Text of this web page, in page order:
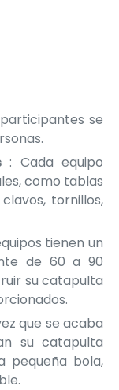
participantes se
: Cada equipo
como tablas
tornillos,
tienen un
de 60 a 90
su catapulta
que se acaba
su catapulta
pequeña bola,